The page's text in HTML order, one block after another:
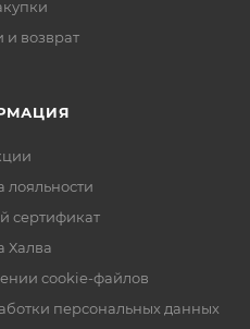
и возврат
сертификат
Халва
cookie-файлов
персональных данных